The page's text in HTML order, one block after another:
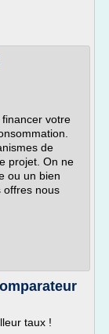
votre
de
projet. On ne
ou un bien
offres nous
taux !